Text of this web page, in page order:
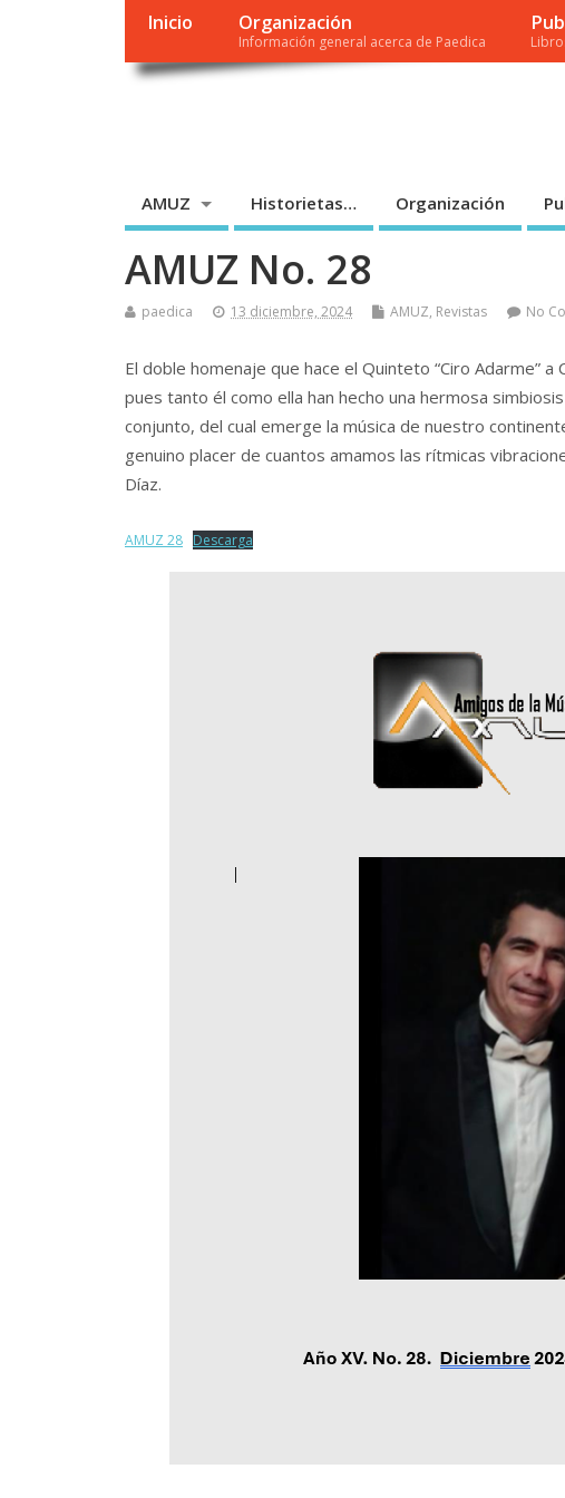
Inicio Organización
Información general acerca de Paedica
AMUZ Historietas… Organización
AMUZ No. 28
paedica 13 diciembre, 2024 AMUZ, Revistas No
El doble homenaje que hace el Quinteto “Ciro Adarme”
pues tanto él como ella han hecho una hermosa
conjunto, del cual emerge la música de nuestro
genuino placer de cuantos amamos las rítmicas
Díaz.
AMUZ 28 Descarga